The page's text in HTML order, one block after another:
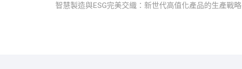
post:
智慧製造與ESG完美交織：新世代高值化產品的生產戰略